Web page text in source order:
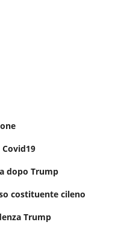
dopo Trump
costituente cileno
Trump